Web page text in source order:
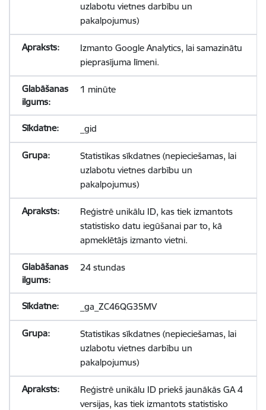
uzlabotu vietnes darbību un
pakalpojumus)
Izmanto Google Analytics, lai samazinātu
pieprasījuma līmeni.
1 minūte
_gid
Statistikas sīkdatnes (nepieciešamas, lai
uzlabotu vietnes darbību un
pakalpojumus)
Reģistrē unikālu ID, kas tiek izmantots
statistisko datu iegūšanai par to, kā
apmeklētājs izmanto vietni.
24 stundas
_ga_ZC46QG35MV
Statistikas sīkdatnes (nepieciešamas, lai
uzlabotu vietnes darbību un
pakalpojumus)
Reģistrē unikālu ID priekš jaunākās GA 4
versijas, kas tiek izmantots statistisko